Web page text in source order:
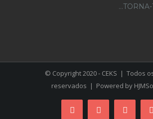
© Copyright 2020 - CEKS | Todos
reservados | Powered by
FacebookInstagramYouTube